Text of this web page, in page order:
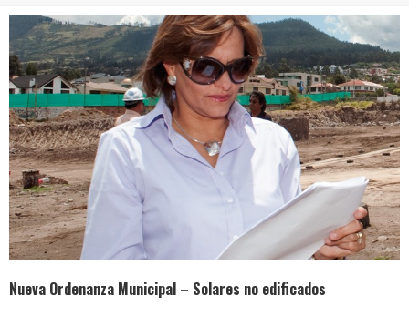
COLINEAL – Especial Interiorismo & Decoración 2026
ADRIANA HOYOS DESIGN STUDIO – Especial Interiorismo & Decoración 2026
Nueva Ordenanza Municipal – Solares no edificados